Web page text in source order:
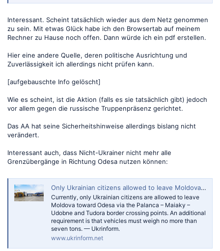
Interessant. Scheint tatsächlich wieder aus dem Netz genommen
zu sein. Mit etwas Glück habe ich den Browsertab auf meinem
Rechner zu Hause noch offen. Dann würde ich ein pdf erstellen.
Hier eine andere Quelle, deren politische Ausrichtung und
Zuverlässigkeit ich allerdings nicht prüfen kann.
[aufgebauschte Info gelöscht]
Wie es scheint, ist die Aktion (falls es sie tatsächlich gibt) jedoch
vor allem gegen die russische Truppenpräsenz gerichtet.
Das AA hat seine Sicherheitshinweise allerdings bislang nicht
verändert.
Interessant auch, dass Nicht-Ukrainer nicht mehr alle
Grenzübergänge in Richtung Odesa nutzen können:
Only Ukrainian citizens allowed to leave Moldova toward Odesa via two border crossings
Currently, only Ukrainian citizens are allowed to leave
Moldova toward Odesa via the Palanca – Maiaky –
Udobne and Tudora border crossing points. An additional
requirement is that vehicles must weigh no more than
seven tons. — Ukrinform.
www.ukrinform.net